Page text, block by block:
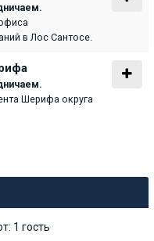
в Лос Сантосе.
Шерифа округа
1 гость